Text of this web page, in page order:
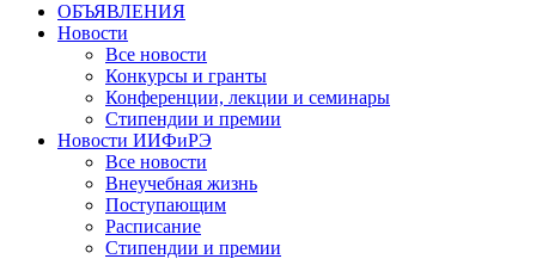
ОБЪЯВЛЕНИЯ
Новости
Все новости
Конкурсы и гранты
Конференции, лекции и семинары
Стипендии и премии
Новости ИИФиРЭ
Все новости
Внеучебная жизнь
Поступающим
Расписание
Стипендии и премии